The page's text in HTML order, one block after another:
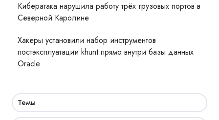
Кибератака нарушила работу трёх грузовых портов в
Северной Каролине
Хакеры установили набор инструментов
постэксплуатации khunt прямо внутри базы данных
Oracle
Темы